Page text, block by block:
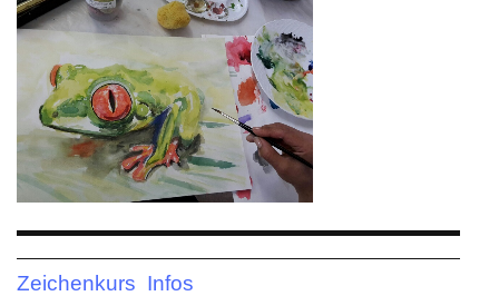
Zeichenkurs Infos